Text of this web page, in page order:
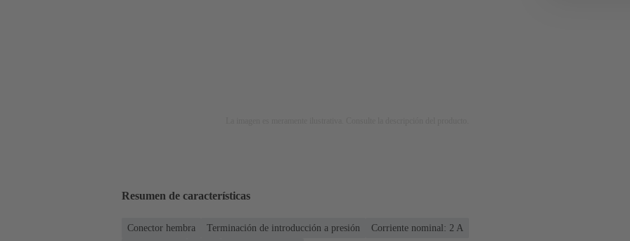
Resumen de características
Conector hembra Terminación de introducción a presión
Corriente nominal: ‌2 A